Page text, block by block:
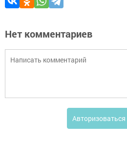
Нет комментариев
Авторизоваться